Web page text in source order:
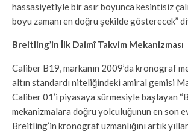
hassasiyetiyle bir asır boyunca kesintisiz
boyu zamanı en doğru şekilde gösterecek”
Breitling’in İlk Daimî Takvim Mekanizması
Caliber B19, markanın 2009’da kronograf
altın standardı niteliğindeki amiral gemisi
Caliber 01’i piyasaya sürmesiyle başlayan
mekanizmalara doğru yolculuğunun en son
Breitling’in kronograf uzmanlığını artık